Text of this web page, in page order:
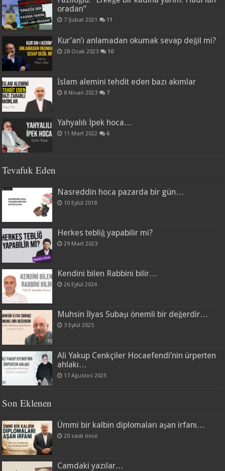
oradan”
7 Şubat 2021 11
Kur’an’ı anlamadan okumak sevap değil mi?
28 Ocak 2023 10
İslam alemini tehdit eden bazı akımlar
8 Nisan 2023 7
Yahyalılı İpek hoca…
11 Mart 2022 6
Tevafuk Eden
Nasreddin hoca pazarda bir gün…
10 Eylül 2018
Herkes tebliğ yapabilir mi?
29 Mart 2023
Kendini bilen Rabbini bilir…
26 Eylül 2024
Muhsin İlyas Subaşı önemli bir değerdir…
3 Eylül 2025
Ali Yakup Cenkçiler Hocaefendi’nin ürperten
ahlakı…
17 Ağustos 2025
Son Eklenen
Ümmi bir kalbin diplomaları aşan irfanı…
20 saat önce
Camdaki yazılar…